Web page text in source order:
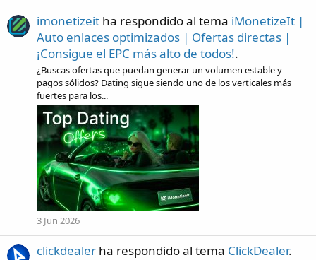
imonetizeit ha respondido al tema iMonetizeIt |
Auto enlaces optimizados | Ofertas directas |
¡Consigue el EPC más alto de todos!.
¿Buscas ofertas que puedan generar un volumen estable y
pagos sólidos? Dating sigue siendo uno de los verticales más
fuertes para los...
3 Jun 2026
clickdealer ha respondido al tema ClickDealer.